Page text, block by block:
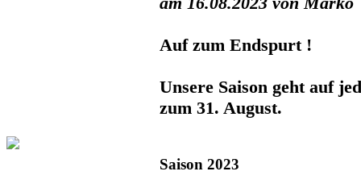
Auf zum Endspurt !
Unsere Saison geht auf
zum 31. August.
Saison 2023